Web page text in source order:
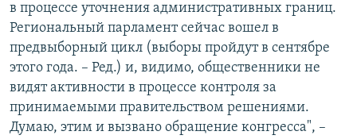
в процессе уточнения административных границ.
Региональный парламент сейчас вошел в
предвыборный цикл (выборы пройдут в сентябре
этого года. – Ред.) и, видимо, общественники не
видят активности в процессе контроля за
принимаемыми правительством решениями.
Думаю, этим и вызвано обращение конгресса", –